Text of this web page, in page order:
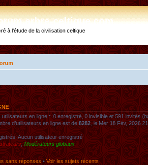
celtique.com
à l'étude de la civilisation celtique
utilisateurs en ligne :: 0 enregistré, 0 invisible et 591 invités
d’utilisateurs en ligne est de8282, le Mer 18 Fév, 2026
Aucun utilisateur enregistré
,Modérateurs globaux
sans réponses•Voir les sujets récents